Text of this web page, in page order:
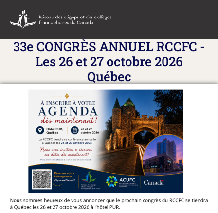
33e CONGRÈS ANNUEL RCCFC -
Les 26 et 27 octobre 2026
Québec